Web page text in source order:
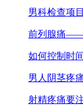
男科检查项
前列腺痛——
如何控制时
男人阴茎疼
射精疼痛要